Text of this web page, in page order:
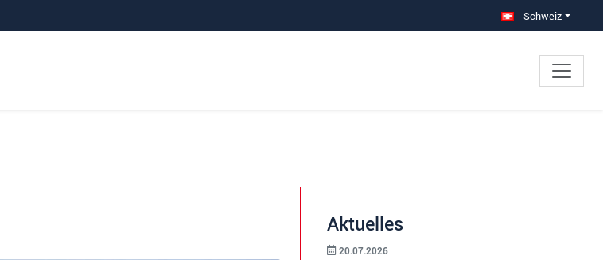
Schweiz
Aktuelles
20.07.2026